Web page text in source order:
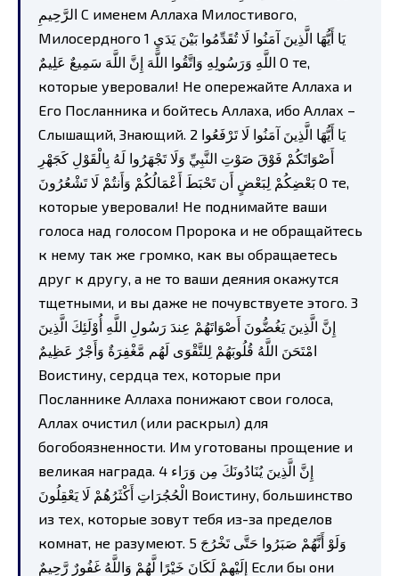
الرَّحِيمِ С именем Аллаха Милостивого,
Милосердного 1 يَا أَيُّهَا الَّذِينَ آمَنُوا لَا تُقَدِّمُوا بَيْنَ يَدَيِ
اللَّهِ وَرَسُولِهِ وَاتَّقُوا اللَّهَ إِنَّ اللَّهَ سَمِيعٌ عَلِيمٌ О те,
которые уверовали! Не опережайте Аллаха и
Его Посланника и бойтесь Аллаха, ибо Аллах –
Слышащий, Знающий. 2 يَا أَيُّهَا الَّذِينَ آمَنُوا لَا تَرْفَعُوا
أَصْوَاتَكُمْ فَوْقَ صَوْتِ النَّبِيِّ وَلَا تَجْهَرُوا لَهُ بِالْقَوْلِ كَجَهْرِ
بَعْضِكُمْ لِبَعْضٍ أَن تَحْبَطَ أَعْمَالُكُمْ وَأَنتُمْ لَا تَشْعُرُونَ О те,
которые уверовали! Не поднимайте ваши
голоса над голосом Пророка и не обращайтесь
к нему так же громко, как вы обращаетесь
друг к другу, а не то ваши деяния окажутся
тщетными, и вы даже не почувствуете этого. 3
إِنَّ الَّذِينَ يَغُضُّونَ أَصْوَاتَهُمْ عِندَ رَسُولِ اللَّهِ أُوْلَئِكَ الَّذِينَ
امْتَحَنَ اللَّهُ قُلُوبَهُمْ لِلتَّقْوَى لَهُم مَّغْفِرَةٌ وَأَجْرٌ عَظِيمٌ
Воистину, сердца тех, которые при
Посланнике Аллаха понижают свои голоса,
Аллах очистил (или раскрыл) для
богобоязненности. Им уготованы прощение и
великая награда. 4 إِنَّ الَّذِينَ يُنَادُونَكَ مِن وَرَاء
الْحُجُرَاتِ أَكْثَرُهُمْ لَا يَعْقِلُونَ Воистину, большинство
из тех, которые зовут тебя из-за пределов
комнат, не разумеют. 5 وَلَوْ أَنَّهُمْ صَبَرُوا حَتَّى تَخْرُجَ
إِلَيْهِمْ لَكَانَ خَيْرًا لَّهُمْ وَاللَّهُ غَفُورٌ رَّحِيمٌ Если бы они